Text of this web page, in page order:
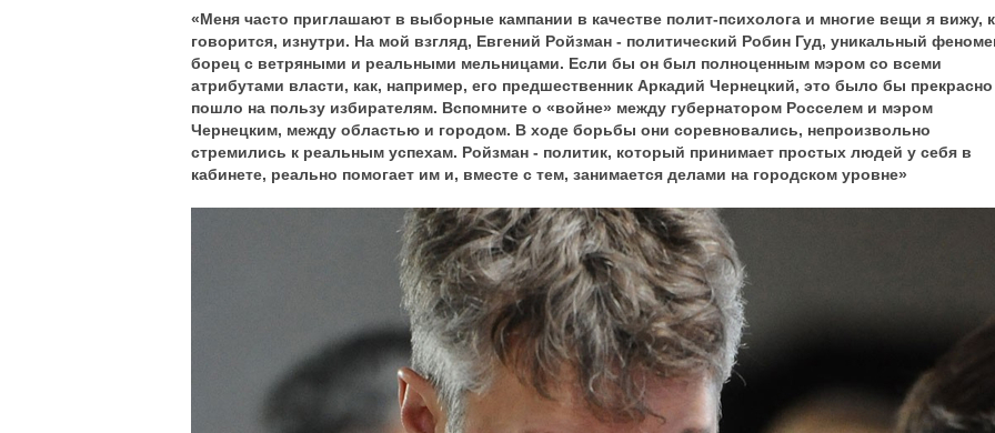
«Меня часто приглашают в выборные кампании в качестве полит-психолога и многие вещи я вижу,
говорится, изнутри. На мой взгляд, Евгений Ройзман - политический Робин Гуд, уникальный
борец с ветряными и реальными мельницами. Если бы он был полноценным мэром со всеми
атрибутами власти, как, например, его предшественник Аркадий Чернецкий, это было бы
пошло на пользу избирателям. Вспомните о «войне» между губернатором Росселем и мэром
Чернецким, между областью и городом. В ходе борьбы они соревновались, непроизвольно
стремились к реальным успехам. Ройзман - политик, который принимает простых людей у себя в
кабинете, реально помогает им и, вместе с тем, занимается делами на городском уровне»